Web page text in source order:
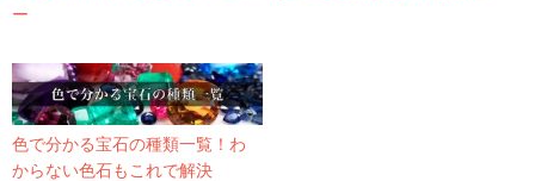
ー
色で分かる宝石の種類一覧！わ
からない色石もこれで解決